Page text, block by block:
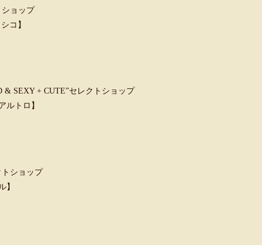
ョップ
コ】
SEXY + CUTE”セレクトショップ
ルトロ】
ショップ
】